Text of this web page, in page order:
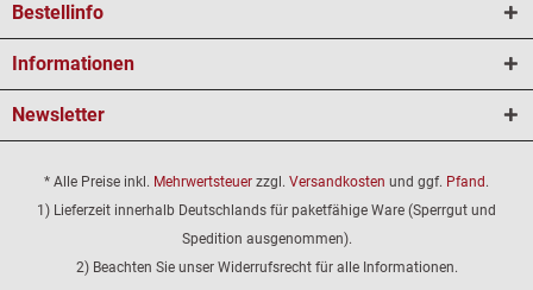
Bestellinfo
Informationen
Newsletter
* Alle Preise inkl. Mehrwertsteuer zzgl. Versandkosten und ggf. Pfand.
1) Lieferzeit innerhalb Deutschlands für paketfähige Ware (Sperrgut und
Spedition ausgenommen).
2) Beachten Sie unser Widerrufsrecht für alle Informationen.